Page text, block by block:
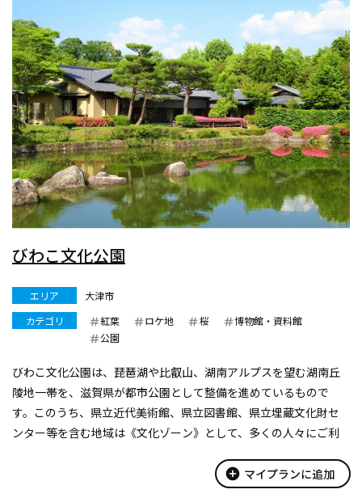
びわこ文化公園
エリア
大津市
カテゴリ
紅葉 ロケ地 桜
博物館・資料館
公園
びわこ文化公園は、琵琶湖や比叡山、湖南アルプスを望む湖南丘
陵地一帯を、滋賀県が都市公園として整備を進めているもので
す。このうち、県立近代美術館、県立図書館、県立埋蔵文化財セ
ンター等を含む地域は《文化ゾーン》として、多くの人々にご利
文化ゾーン内には上記施設の他、茶室『夕照庵』、日本庭園『夕
add_circle マイプランに追加